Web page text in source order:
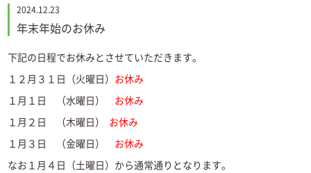
2024.12.23
年末年始のお休み
下記の日程でお休みとさせていただきます。
１２月３１日（火曜日） お休み
１月１日 （水曜日） お休み
１月２日 （木曜日） お休み
１月３日 （金曜日） お休み
なお１月４日（土曜日）から通常通りとなります。